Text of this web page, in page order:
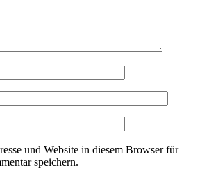
und Website in diesem Browser für
speichern.